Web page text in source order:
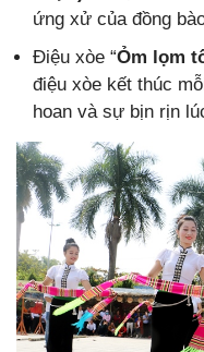
ứng xử của đồng
Điệu xòe “Ỏm lọm
điệu xòe kết thúc
hoan và sự bịn rịn